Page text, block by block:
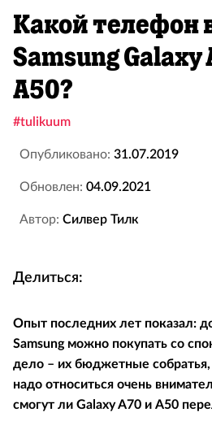
Какой телефон
Samsung Galaxy
А50?
#tulikuum
Опубликовано: 31.07.2019
Обновлен: 04.09.2021
Автор: Силвер Тилк
Делиться:
Опыт последних лет показал:
Samsung можно покупать со
дело – их бюджетные
надо относиться очень
смогут ли Galaxy A70 и А50